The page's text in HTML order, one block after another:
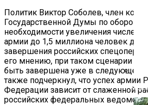
Политик Виктор Соболев, член
Государственной Думы по обороне,
необходимости увеличения
армии до 1,5 миллиона человек для
завершения российских
его мнению, при таком сценарии
быть завершена уже в следующем
также подчеркнул, что успех армии
Федерации зависит от слаженной
российских федеральных ведомств.